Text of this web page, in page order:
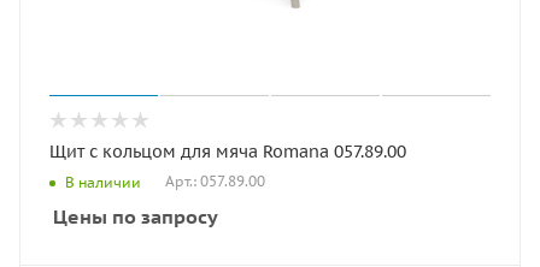
Щит с кольцом для мяча Romana 057.89.00
В наличии Арт.: 057.89.00
Цены по запросу